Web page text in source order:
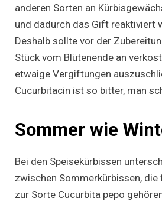
anderen Sorten an
und dadurch das Gift reaktiviert
Deshalb sollte vor der
Stück vom Blütenende an
etwaige Vergiftungen
Cucurbitacin ist so bitter, man
Sommer wie
Bei den Speisekürbissen
zwischen Sommerkürbissen,
zur Sorte Cucurbita pepo